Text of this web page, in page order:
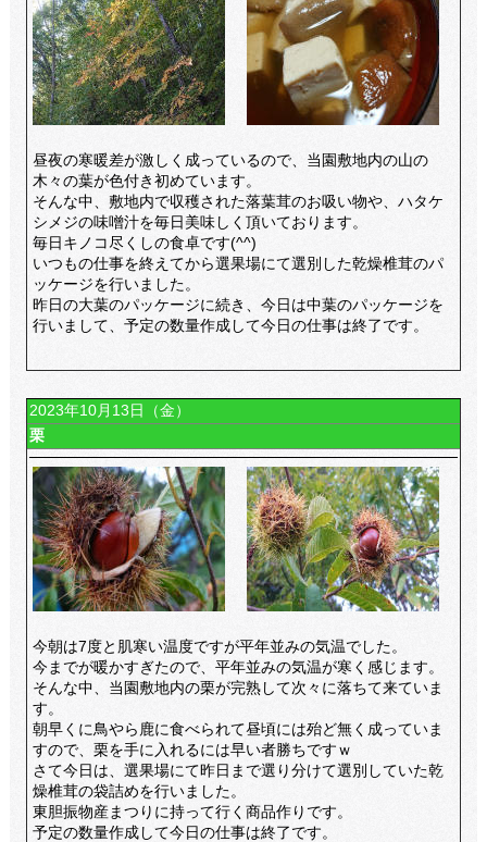
昼夜の寒暖差が激しく成っているので、当園敷地内の山の
木々の葉が色付き初めています。
そんな中、敷地内で収穫された落葉茸のお吸い物や、ハタケ
シメジの味噌汁を毎日美味しく頂いております。
毎日キノコ尽くしの食卓です(^^)
いつもの仕事を終えてから選果場にて選別した乾燥椎茸のパ
ッケージを行いました。
昨日の大葉のパッケージに続き、今日は中葉のパッケージを
行いまして、予定の数量作成して今日の仕事は終了です。
2023年10月13日（金）
栗
今朝は7度と肌寒い温度ですが平年並みの気温でした。
今までが暖かすぎたので、平年並みの気温が寒く感じます。
そんな中、当園敷地内の栗が完熟して次々に落ちて来ていま
す。
朝早くに鳥やら鹿に食べられて昼頃には殆ど無く成っていま
すので、栗を手に入れるには早い者勝ちですｗ
さて今日は、選果場にて昨日まで選り分けて選別していた乾
燥椎茸の袋詰めを行いました。
東胆振物産まつりに持って行く商品作りです。
予定の数量作成して今日の仕事は終了です。